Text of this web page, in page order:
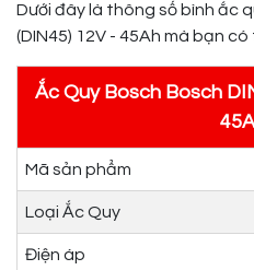
Dưới đây là thông số bình ắc
(DIN45) 12V - 45Ah mà bạn
Ắc Quy Bosch Bosch
Mã sản phẩm
Loại Ắc Quy
Điện áp